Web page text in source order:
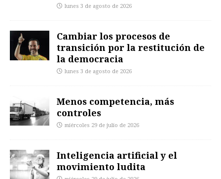
lunes 3 de agosto de 2026
Cambiar los procesos de
transición por la restitución de
la democracia
lunes 3 de agosto de 2026
Menos competencia, más
controles
miércoles 29 de julio de 2026
Inteligencia artificial y el
movimiento ludita